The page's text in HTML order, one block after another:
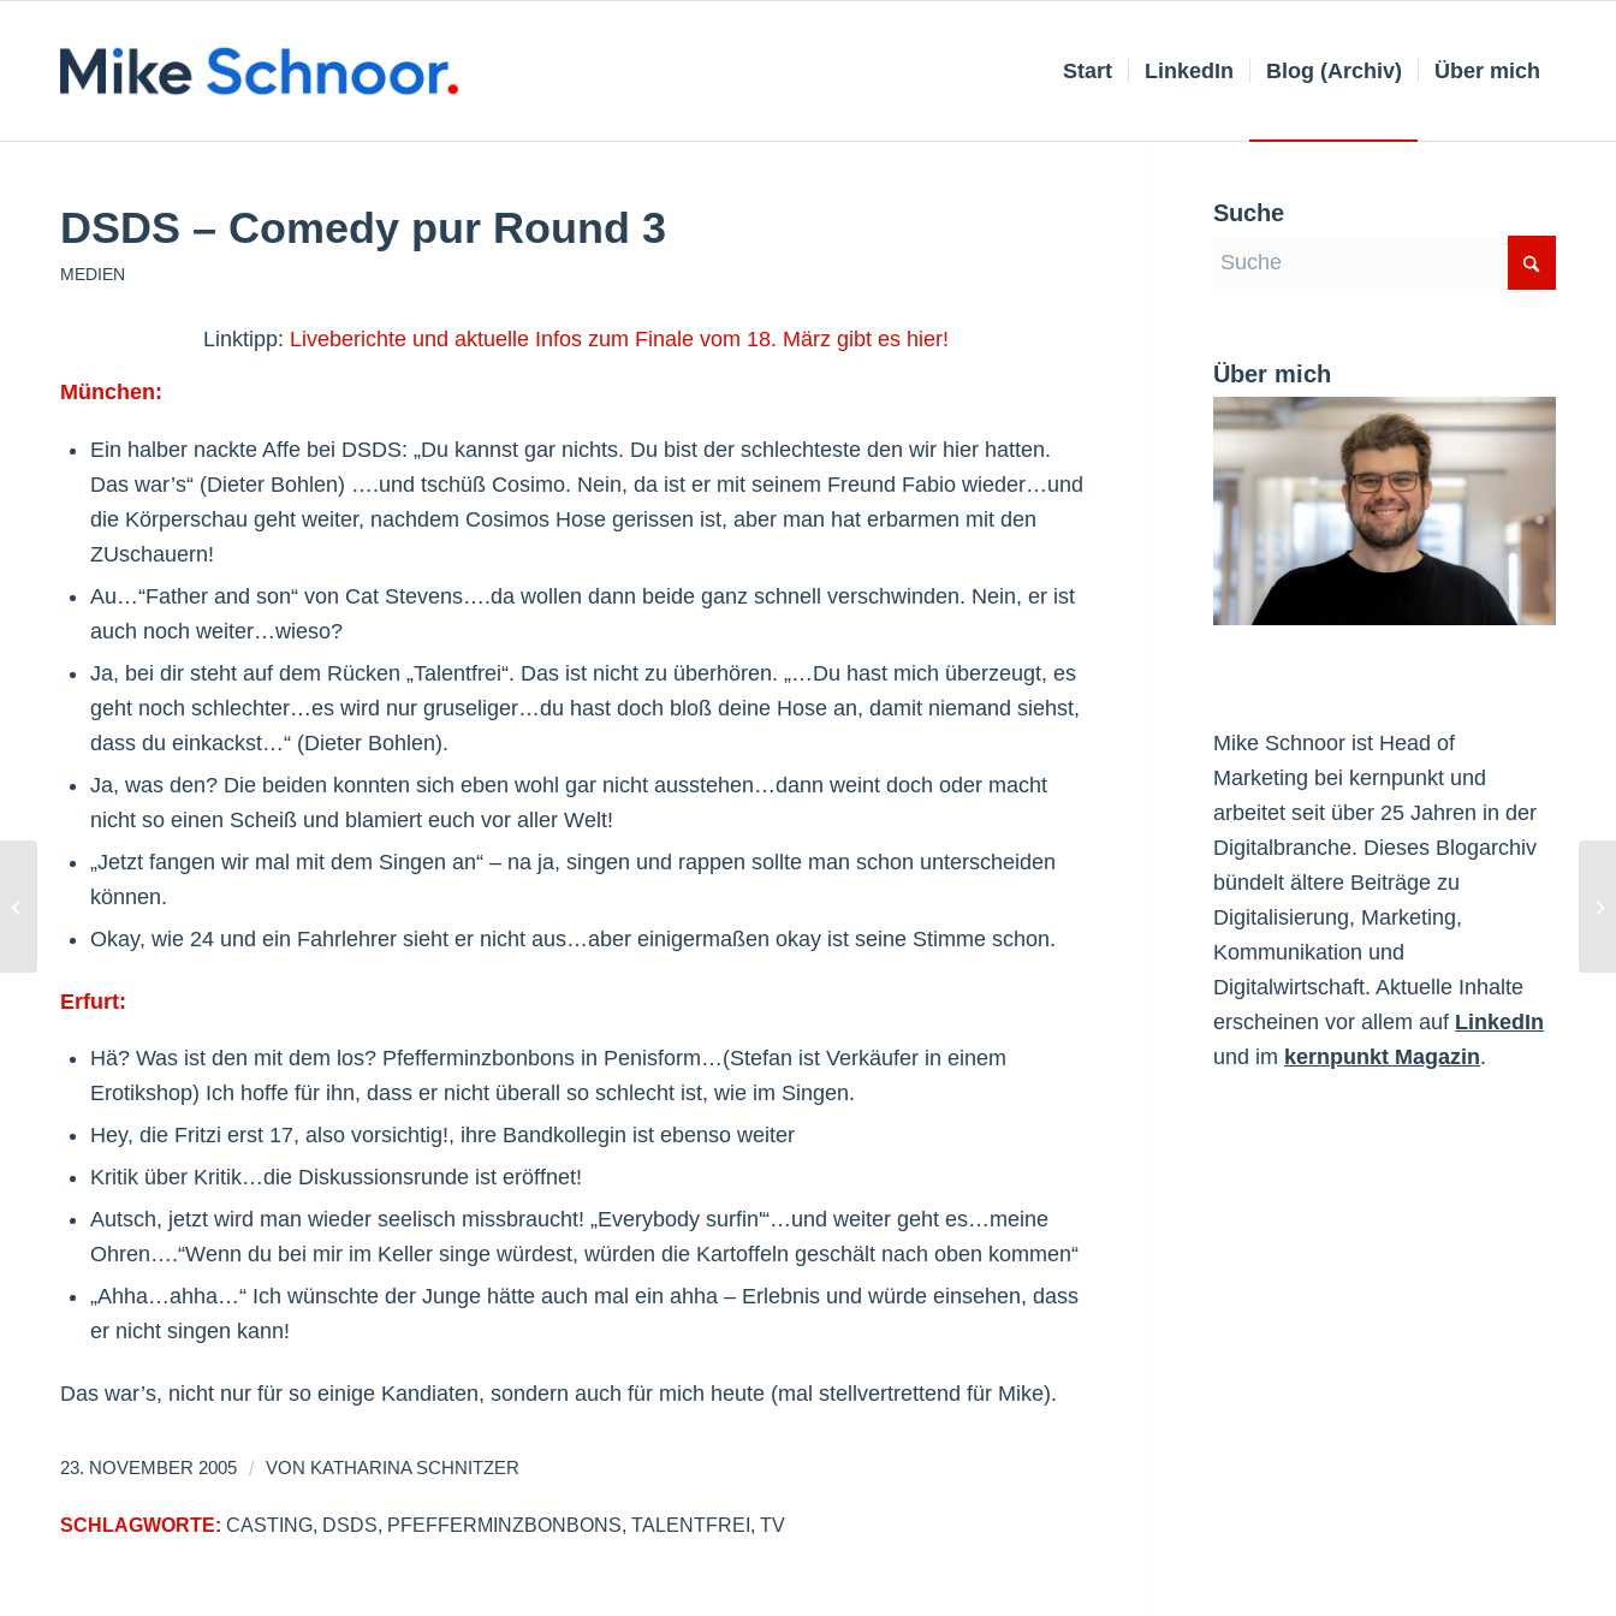
Start LinkedIn Blog (Archiv) Über mich
DSDS – Comedy pur Round 3
MEDIEN
Linktipp: Liveberichte und aktuelle Infos zum Finale vom 18. März gibt es hier!
München:
Ein halber nackte Affe bei DSDS: „Du kannst gar nichts. Du bist der schlechteste den wir hier hatten.
Das war’s“ (Dieter Bohlen) ….und tschüß Cosimo. Nein, da ist er mit seinem Freund Fabio wieder…und
die Körperschau geht weiter, nachdem Cosimos Hose gerissen ist, aber man hat erbarmen mit den
ZUschauern!
Au…“Father and son“ von Cat Stevens….da wollen dann beide ganz schnell verschwinden. Nein, er ist
auch noch weiter…wieso?
Ja, bei dir steht auf dem Rücken „Talentfrei“. Das ist nicht zu überhören. „…Du hast mich überzeugt, es
geht noch schlechter…es wird nur gruseliger…du hast doch bloß deine Hose an, damit niemand siehst,
dass du einkackst…“ (Dieter Bohlen).
Ja, was den? Die beiden konnten sich eben wohl gar nicht ausstehen…dann weint doch oder macht
nicht so einen Scheiß und blamiert euch vor aller Welt!
„Jetzt fangen wir mal mit dem Singen an“ – na ja, singen und rappen sollte man schon unterscheiden
können.
Okay, wie 24 und ein Fahrlehrer sieht er nicht aus…aber einigermaßen okay ist seine Stimme schon.
Erfurt:
Hä? Was ist den mit dem los? Pfefferminzbonbons in Penisform…(Stefan ist Verkäufer in einem
Erotikshop) Ich hoffe für ihn, dass er nicht überall so schlecht ist, wie im Singen.
Hey, die Fritzi erst 17, also vorsichtig!, ihre Bandkollegin ist ebenso weiter
Kritik über Kritik…die Diskussionsrunde ist eröffnet!
Autsch, jetzt wird man wieder seelisch missbraucht! „Everybody surfin'“…und weiter geht es…meine
Ohren….“Wenn du bei mir im Keller singe würdest, würden die Kartoffeln geschält nach oben kommen“
„Ahha…ahha…“ Ich wünschte der Junge hätte auch mal ein ahha – Erlebnis und würde einsehen, dass
er nicht singen kann!
Das war’s, nicht nur für so einige Kandiaten, sondern auch für mich heute (mal stellvertrettend für Mike).
23. NOVEMBER 2005 / VON KATHARINA SCHNITZER
SCHLAGWORTE: CASTING, DSDS, PFEFFERMINZBONBONS, TALENTFREI, TV
Suche
Über mich
Mike Schnoor ist Head of
Marketing bei kernpunkt und
arbeitet seit über 25 Jahren in der
Digitalbranche. Dieses Blogarchiv
bündelt ältere Beiträge zu
Digitalisierung, Marketing,
Kommunikation und
Digitalwirtschaft. Aktuelle Inhalte
erscheinen vor allem auf LinkedIn
und im kernpunkt Magazin.
DSDS: Die neue Runde der